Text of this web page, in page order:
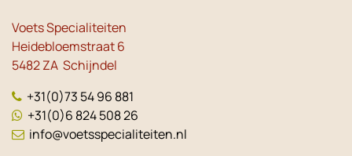
Voets Specialiteiten
Heidebloemstraat 6
5482 ZA Schijndel
+31(0)73 54 96 881
+31(0)6 824 508 26
info@voetsspecialiteiten.nl